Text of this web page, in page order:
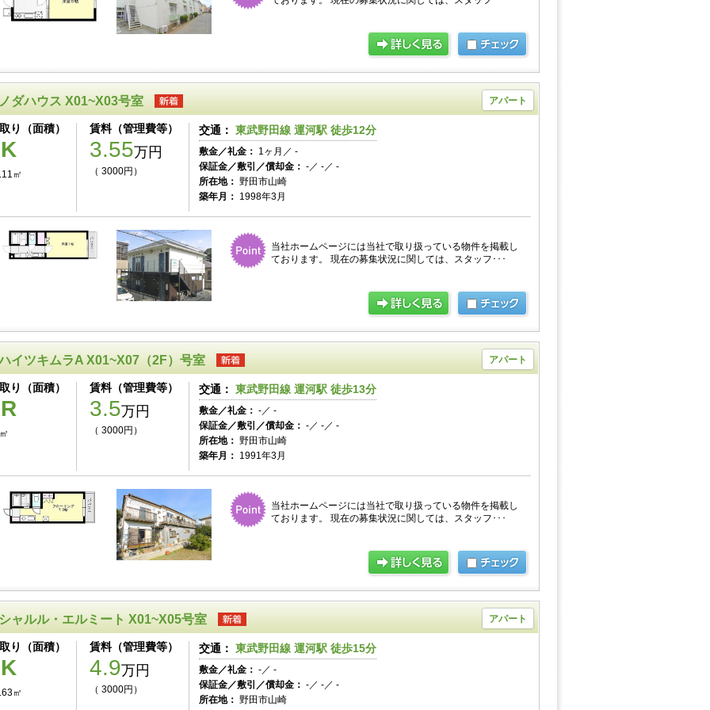
ダハウス X01~X03号室 アパート
り（面積）
㎡
賃料（管理費等）
3.55万円
（ 3000円）
交通： 東武野田線 運河駅 徒歩12分
敷金／礼金： 1ヶ月／ -
保証金／敷引／償却金： -／ -／ -
所在地： 野田市山崎
築年月： 1998年3月
当社ホームページには当社で取り扱っている物件を掲載し
ております。 現在の募集状況に関しては、スタッフ･･･
イツキムラA X01~X07（2F）号室 アパート
り（面積） 賃料（管理費等）
3.5万円
（ 3000円）
交通： 東武野田線 運河駅 徒歩13分
敷金／礼金： -／ -
保証金／敷引／償却金： -／ -／ -
所在地： 野田市山崎
築年月： 1991年3月
当社ホームページには当社で取り扱っている物件を掲載し
ております。 現在の募集状況に関しては、スタッフ･･･
ャルル・エルミート X01~X05号室 アパート
り（面積）
㎡
賃料（管理費等）
4.9万円
（ 3000円）
交通： 東武野田線 運河駅 徒歩15分
敷金／礼金： -／ -
保証金／敷引／償却金： -／ -／ -
所在地： 野田市山崎